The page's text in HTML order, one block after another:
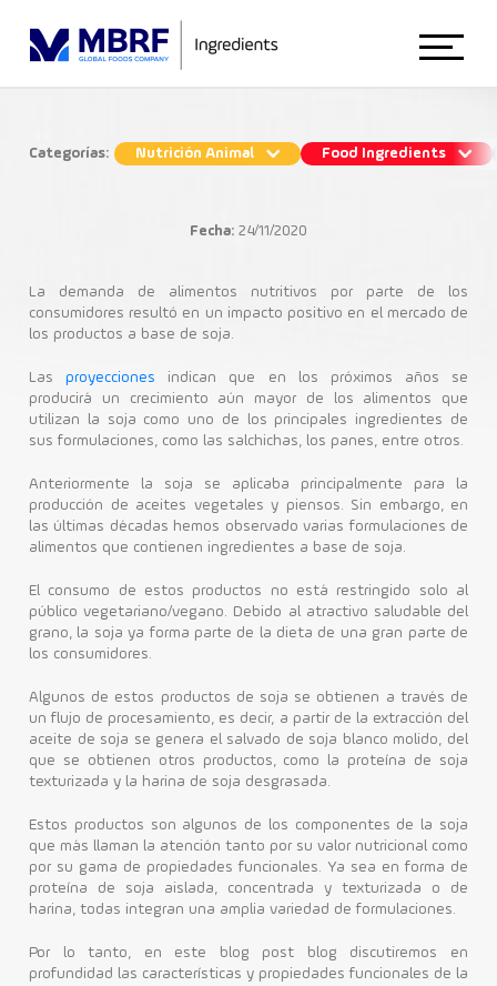
Animal Nutrition
Food Ingredients
Contacto
la industria
Food Ingredients
Proteinas de Soja
Categorías: Nutrición Animal Food Ingredients
Fecha: 24/11/2020
La demanda de alimentos nutritivos por parte de los
consumidores resultó en un impacto positivo en el mercado de
los productos a base de soja.
Lasproyecciones indican que en los próximos años se
producirá un crecimiento aún mayor de los alimentos que
utilizan la soja como uno de los principales ingredientes de
sus formulaciones, como las salchichas, los panes, entre otros.
Anteriormente la soja se aplicaba principalmente para la
producción de aceites vegetales y piensos. Sin embargo, en
las últimas décadas hemos observado varias formulaciones de
alimentos que contienen ingredientes a base de soja.
El consumo de estos productos no está restringido solo al
público vegetariano/vegano. Debido al atractivo saludable del
grano, la soja ya forma parte de la dieta de una gran parte de
los consumidores.
Algunos de estos productos de soja se obtienen a través de
un flujo de procesamiento, es decir, a partir de la extracción del
aceite de soja se genera el salvado de soja blanco molido, del
que se obtienen otros productos, como la proteína de soja
texturizada y la harina de soja desgrasada.
Estos productos son algunos de los componentes de la soja
que más llaman la atención tanto por su valor nutricional como
por su gama de propiedades funcionales. Ya sea en forma de
proteína de soja aislada, concentrada y texturizada o de
harina, todas integran una amplia variedad de formulaciones.
Por lo tanto, en este blog post blog discutiremos en
profundidad las características y propiedades funcionales de la